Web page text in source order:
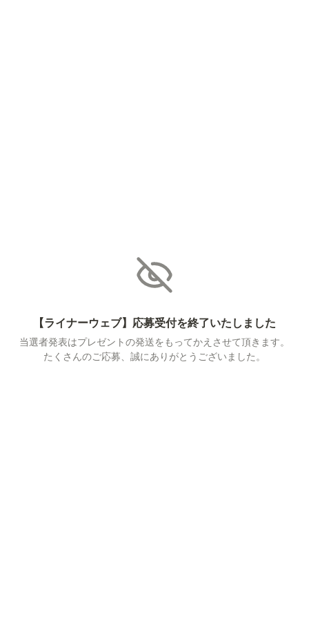
【ライナーウェブ】応募受付を終了いたしました
当選者発表はプレゼントの発送をもってかえさせて頂きます。
たくさんのご応募、誠にありがとうございました。